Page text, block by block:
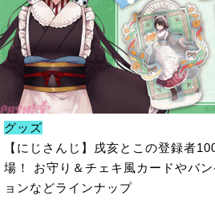
グッズ
【にじさんじ】戌亥とこの登録者
場！ お守り＆チェキ風カードやバ
ョンなどラインナップ